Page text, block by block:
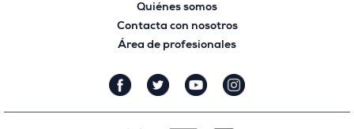
Quiénes somos
Contacta con nosotros
Área de profesionales